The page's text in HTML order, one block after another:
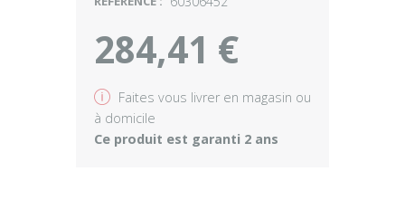
284,41 €
v Faites vous livrer en magasin ou
à domicile
Ce produit est garanti 2 ans